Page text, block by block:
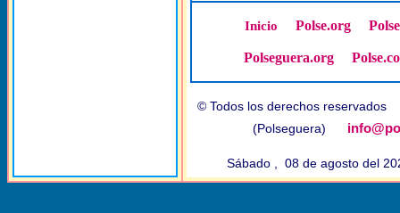
Inicio Polse.org
Polseguera.org
© Todos los derechos
(Polseguera)
Sábado , 08 de agosto del